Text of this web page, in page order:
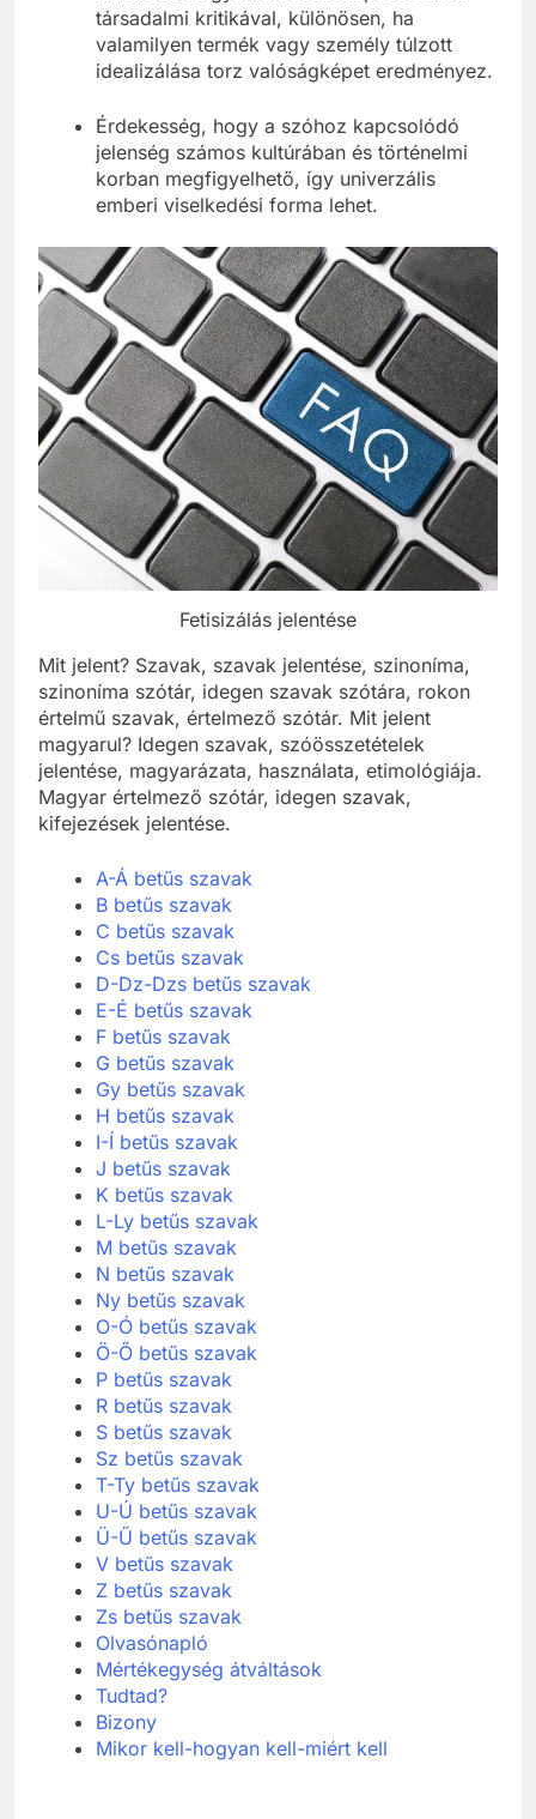
A fetisizálás gyakran összekapcsolódik a
társadalmi kritikával, különösen, ha
valamilyen termék vagy személy túlzott
Érdekesség, hogy a szóhoz kapcsolódó
jelenség számos kultúrában és történelmi
korban megfigyelhető, így univerzális
Mit jelent? Szavak, szavak jelentése, szinoníma,
szinoníma szótár, idegen szavak szótára, rokon
értelmű szavak, értelmező szótár. Mit jelent
magyarul? Idegen szavak, szóösszetételek
jelentése, magyarázata, használata, etimológiája.
Magyar értelmező szótár, idegen szavak,
A-Á betűs szavak
B betűs szavak
C betűs szavak
Cs betűs szavak
D-Dz-Dzs betűs szavak
E-É betűs szavak
F betűs szavak
G betűs szavak
Gy betűs szavak
H betűs szavak
I-Í betűs szavak
J betűs szavak
K betűs szavak
L-Ly betűs szavak
M betűs szavak
N betűs szavak
Ny betűs szavak
O-Ó betűs szavak
Ö-Ő betűs szavak
P betűs szavak
R betűs szavak
S betűs szavak
Sz betűs szavak
T-Ty betűs szavak
U-Ú betűs szavak
Ü-Ű betűs szavak
V betűs szavak
Z betűs szavak
Zs betűs szavak
Olvasónapló
Mértékegység átváltások
Tudtad?
Bizony